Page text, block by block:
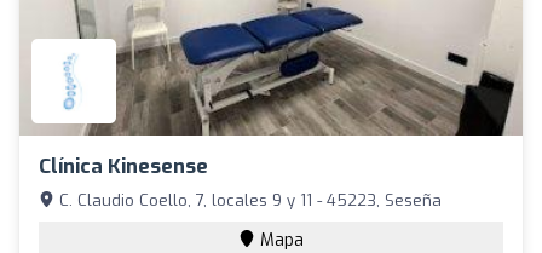
Clínica Kinesense
C. Claudio Coello, 7, locales 9 y 11 - 45223, Seseña
Mapa